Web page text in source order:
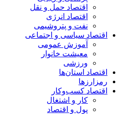
اقتصاد حمل و نقل
اقتصاد انرژی
نفت و پتروشیمی
اقتصاد سیاسی و اجتماعی
آموزش عمومی
معیشت خانوار
ورزشی
اقتصاد استان‌ها
رمزارزها
اقتصاد کسب‌و‌کار
کار و اشتغال
پول و اقتصاد